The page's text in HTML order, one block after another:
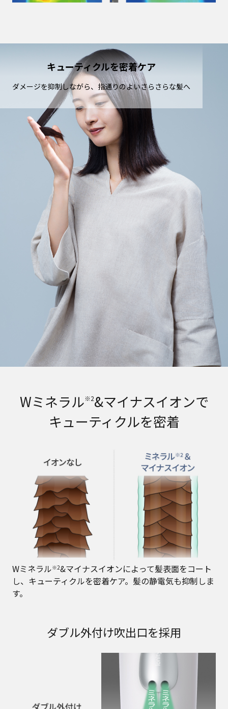
キューティクルを密着ケア
ダメージを抑制しながら、指通りのよいさらさらな髪へ
Wミネラル※2&マイナスイオンで
キューティクルを密着
Wミネラル※2&マイナスイオンによって髪表面をコート
し、キューティクルを密着ケア。髪の静電気も抑制しま
す。
ダブル外付け吹出口を採用